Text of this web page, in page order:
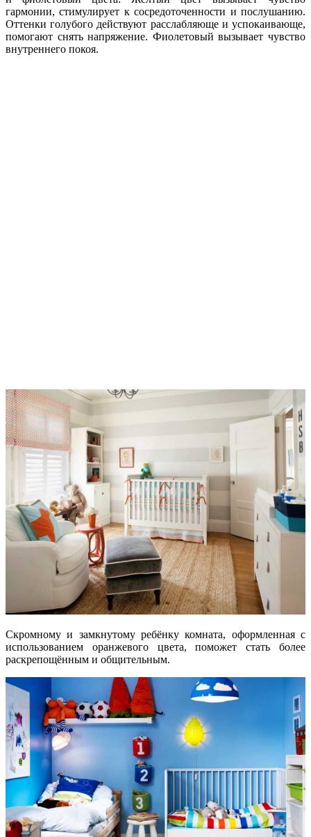
гармонии, стимулирует к сосредоточенности и послушанию.
Оттенки голубого действуют расслабляюще и успокаивающе,
помогают снять напряжение. Фиолетовый вызывает чувство
внутреннего покоя.
Скромному и замкнутому ребёнку комната, оформленная с
использованием оранжевого цвета, поможет стать более
раскрепощённым и общительным.